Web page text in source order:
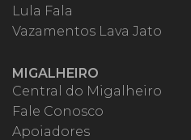
Lula Fala
Vazamentos Lava Jato
MIGALHEIRO
Central do Migalheiro
Fale Conosco
Apoiadores